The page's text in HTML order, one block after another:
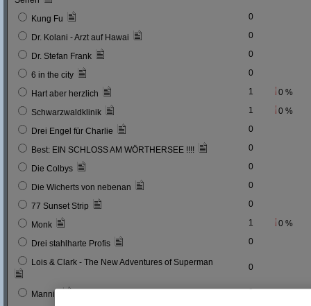
Kung Fu 0
Dr. Kolani - Arzt auf Hawai 0
Dr. Stefan Frank 0
6 in the city 0
Hart aber herzlich 1 0 %
Schwarzwaldklinik 1 0 %
Drei Engel für Charlie 0
Best: EIN SCHLOSS AM WÖRTHERSEE !!!! 0
Die Colbys 0
Die Wicherts von nebenan 0
77 Sunset Strip 0
Monk 1 0 %
Drei stahlharte Profis 0
Lois & Clark - The New Adventures of Superman 0
Mannix 0